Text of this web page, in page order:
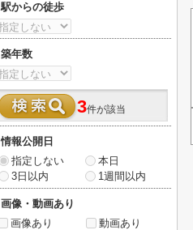
駅からの徒歩
築年数
3件が該当
情報公開日
指定しない
本日
3日以内
1週間以内
画像・動画あり
画像あり
動画あり